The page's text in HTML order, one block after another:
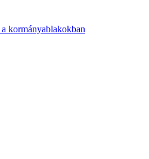
kormányablakokban